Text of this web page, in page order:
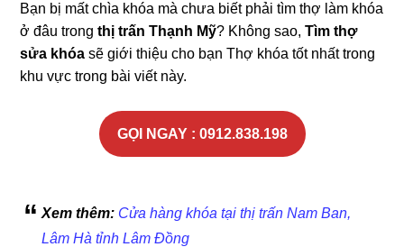
Bạn bị mất chìa khóa mà chưa biết phải tìm thợ làm khóa
ở đâu trongthị trấn Thạnh Mỹ? Không sao,Tìm thợ
sửa khóa sẽ giới thiệu cho bạn Thợ khóa tốt nhất trong
khu vực trong bài viết này.
GỌI NGAY : 0912.838.198
Xem thêm: Cửa hàng khóa tại thị trấn Nam Ban,
Lâm Hà tỉnh Lâm Đồng